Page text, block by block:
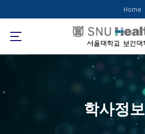
로
메
Home
학사정보